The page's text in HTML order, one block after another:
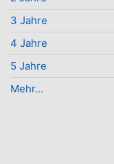
3 Jahre
4 Jahre
5 Jahre
Mehr...